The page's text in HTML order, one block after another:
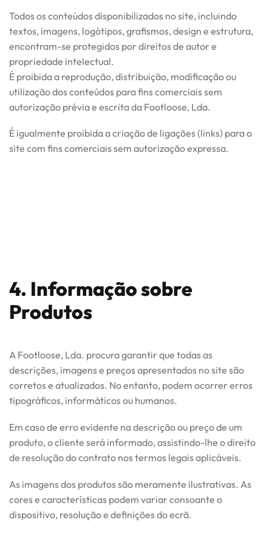
Todos os conteúdos disponibilizados no site, incluindo
textos, imagens, logótipos, grafismos, design e estrutura,
encontram-se protegidos por direitos de autor e
propriedade intelectual.
É proibida a reprodução, distribuição, modificação ou
utilização dos conteúdos para fins comerciais sem
autorização prévia e escrita da Footloose, Lda.
É igualmente proibida a criação de ligações (links) para o
site com fins comerciais sem autorização expressa.
4. Informação sobre
Produtos
A Footloose, Lda. procura garantir que todas as
descrições, imagens e preços apresentados no site são
corretos e atualizados. No entanto, podem ocorrer erros
tipográficos, informáticos ou humanos.
Em caso de erro evidente na descrição ou preço de um
produto, o cliente será informado, assistindo-lhe o direito
de resolução do contrato nos termos legais aplicáveis.
As imagens dos produtos são meramente ilustrativas. As
cores e características podem variar consoante o
dispositivo, resolução e definições do ecrã.